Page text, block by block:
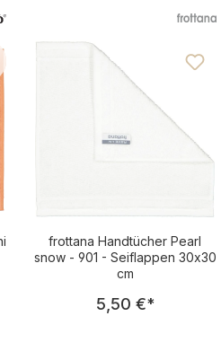
von 4.78 von 5 Sternen
frottana Handtücher Pearl
snow - 901 - Seiflappen 30x30
cm
Regulärer
5,50 €*